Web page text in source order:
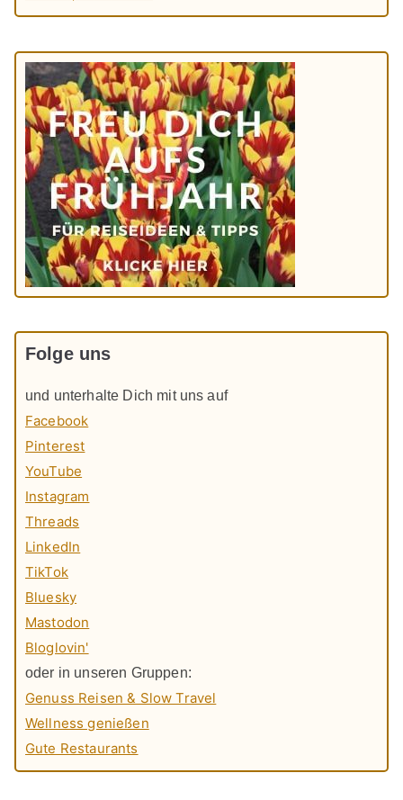
Folge uns
und unterhalte Dich mit uns auf
Facebook
Pinterest
YouTube
Instagram
Threads
LinkedIn
TikTok
Bluesky
Mastodon
Bloglovin'
oder in unseren Gruppen:
Genuss Reisen & Slow Travel
Wellness genießen
Gute Restaurants